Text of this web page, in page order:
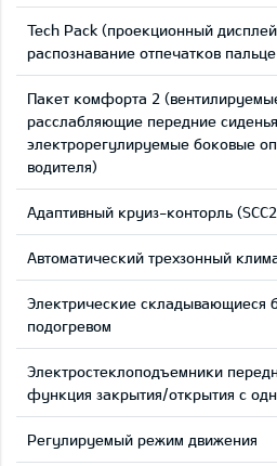
Tech Pack (проекционный
распознавание отпечатков
Пакет комфорта 2
расслабляющие передние
электрорегулируемые боковые
водителя)
Адаптивный круиз-конторль
Автоматический трехзонный
Электрические складывающиеся
подогревом
Электростеклоподъемники
функция закрытия/открытия с
Регулируемый режим движения